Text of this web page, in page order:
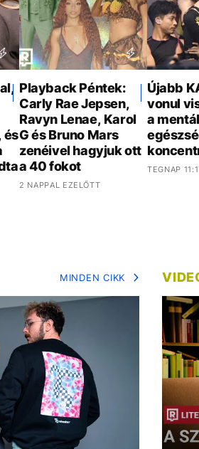
és
Playback Péntek:
Carly Rae Jepsen,
Ravyn Lenae, Karol
G és Bruno Mars
zenéivel hagyjuk ott
a 40 fokot
2 NAPPAL EZELŐTT
Újabb
vonul
a
TEGNAP
MINDEN CIKK